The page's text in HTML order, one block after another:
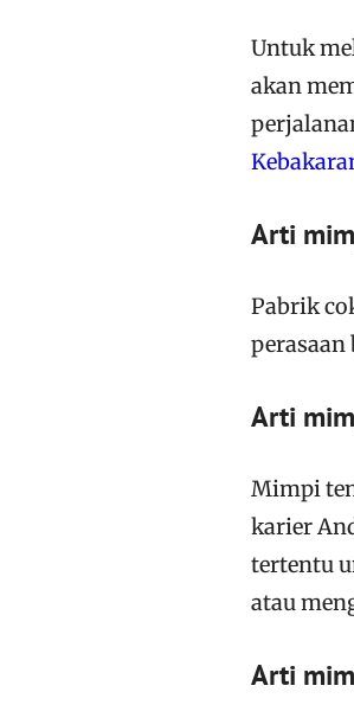
Untuk
akan
Arti
Pabrik
Arti
Mimpi
karier
tertentu
atau
Arti